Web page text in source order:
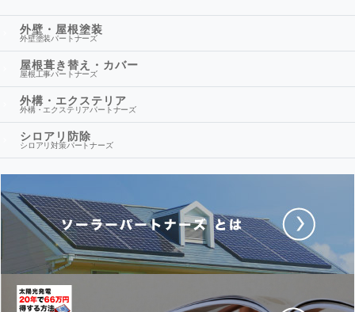
外壁・屋根塗装
外壁塗装パートナーズ
屋根葺き替え・カバー
屋根工事パートナーズ
外構・エクステリア
外構・エクステリアパートナーズ
シロアリ防除
シロアリ対策パートナーズ